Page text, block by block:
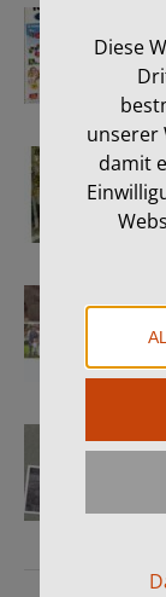
Diese
unserer
damit